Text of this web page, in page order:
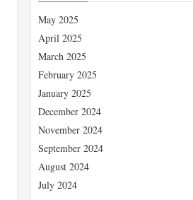
May 2025
April 2025
March 2025
February 2025
January 2025
December 2024
November 2024
September 2024
August 2024
July 2024